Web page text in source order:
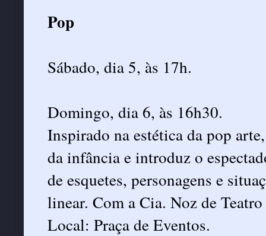
Pop
Sábado, dia 5, às 17h.
Domingo, dia 6, às 16h30.
Inspirado na estética da pop
da infância e introduz o
de esquetes, personagens e
linear. Com a Cia. Noz de
Local: Praça de Eventos.